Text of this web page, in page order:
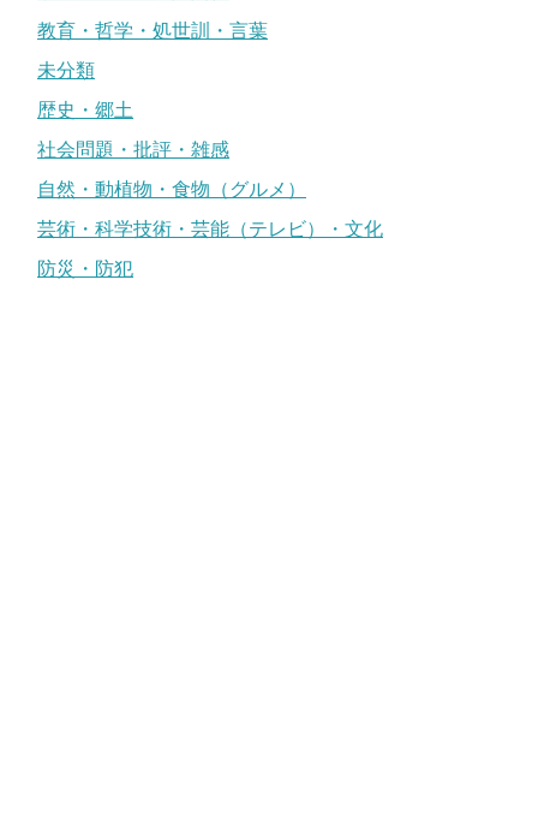
教育・哲学・処世訓・言葉
未分類
歴史・郷土
社会問題・批評・雑感
自然・動植物・食物（グルメ）
芸術・科学技術・芸能（テレビ）・文化
防災・防犯